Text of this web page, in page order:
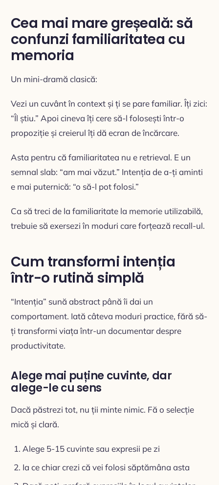
Cea mai mare greșeală: să
confunzi familiaritatea cu
memoria
Un mini-dramă clasică:
Vezi un cuvânt în context și ți se pare familiar. Îți zici:
“Îl știu.” Apoi cineva îți cere să-l folosești într-o
propoziție și creierul îți dă ecran de încărcare.
Asta pentru că familiaritatea nu e retrieval. E un
semnal slab: “am mai văzut.” Intenția de a-ți aminti
e mai puternică: “o să-l pot folosi.”
Ca să treci de la familiaritate la memorie utilizabilă,
trebuie să exersezi în moduri care forțează recall-ul.
Cum transformi intenția
într-o rutină simplă
“Intenția” sună abstract până îi dai un
comportament. Iată câteva moduri practice, fără să-
ți transformi viața într-un documentar despre
productivitate.
Alege mai puține cuvinte, dar
alege-le cu sens
Dacă păstrezi tot, nu ții minte nimic. Fă o selecție
mică și clară.
Alege 5-15 cuvinte sau expresii pe zi
Ia ce chiar crezi că vei folosi săptămâna asta